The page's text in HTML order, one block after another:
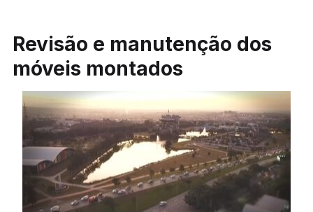
Revisão e manutenção dos
móveis montados